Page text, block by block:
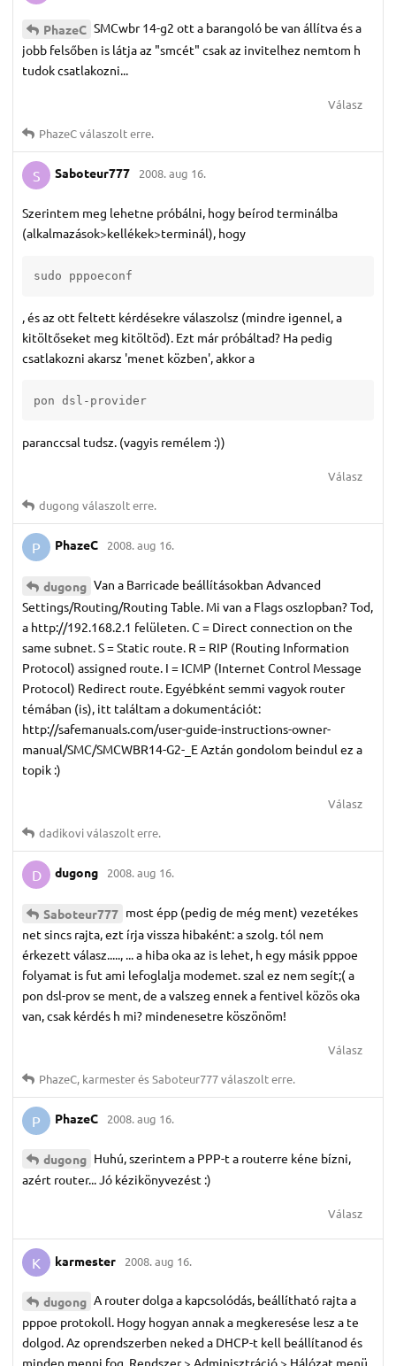
PhazeC SMCwbr 14-g2 ott a barangoló be van állítva és a
jobb felsőben is látja az "smcét" csak az invitelhez nemtom h
tudok csatlakozni...
Válasz
PhazeCválaszolt erre.
S Saboteur777 2008. aug 16.
Szerintem meg lehetne próbálni, hogy beírod terminálba
(alkalmazások>kellékek>terminál), hogy
sudo pppoeconf
, és az ott feltett kérdésekre válaszolsz (mindre igennel, a
kitöltőseket meg kitöltöd). Ezt már próbáltad? Ha pedig
csatlakozni akarsz 'menet közben', akkor a
pon dsl-provider
paranccsal tudsz. (vagyis remélem :))
Válasz
dugong válaszolt erre.
P PhazeC 2008. aug 16.
dugong Van a Barricade beállításokban Advanced
Settings/Routing/Routing Table. Mi van a Flags oszlopban? Tod,
a http://192.168.2.1 felületen. C = Direct connection on the
same subnet. S = Static route. R = RIP (Routing Information
Protocol) assigned route. I = ICMP (Internet Control Message
Protocol) Redirect route. Egyébként semmi vagyok router
témában (is), itt találtam a dokumentációt:
http://safemanuals.com/user-guide-instructions-owner-
manual/SMC/SMCWBR14-G2-_E Aztán gondolom beindul ez a
topik :)
Válasz
dadikoviválaszolt erre.
D dugong 2008. aug 16.
Saboteur777 most épp (pedig de még ment) vezetékes
net sincs rajta, ezt írja vissza hibaként: a szolg. tól nem
érkezett válasz....., ... a hiba oka az is lehet, h egy másik pppoe
folyamat is fut ami lefoglalja modemet. szal ez nem segít;( a
pon dsl-prov se ment, de a valszeg ennek a fentivel közös oka
van, csak kérdés h mi? mindenesetre köszönöm!
Válasz
PhazeC, karmesterésSaboteur777válaszolt erre.
P PhazeC 2008. aug 16.
dugong Huhú, szerintem a PPP-t a routerre kéne bízni,
azért router... Jó kézikönyvezést :)
Válasz
K karmester 2008. aug 16.
dugong A router dolga a kapcsolódás, beállítható rajta a
pppoe protokoll. Hogy hogyan annak a megkeresése lesz a te
dolgod. Az oprendszerben neked a DHCP-t kell beállítanod és
minden menni fog. Rendszer > Adminisztráció > Hálózat menü